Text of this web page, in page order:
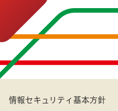
情報セキュリティ基本方針